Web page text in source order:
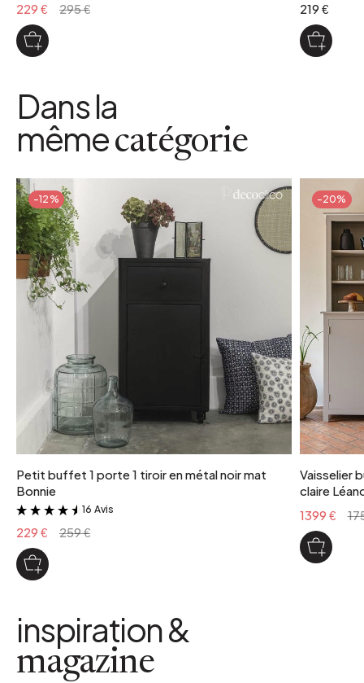
229 € 295 € 219 €
Dans la
mêmecatégorie
-12%
Petit buffet 1 porte 1 tiroir en métal noir mat
Bonnie
&
16 Avis
229 € 259 €
-20%
Vaisselier
claire
1399 €
inspiration &
magazine